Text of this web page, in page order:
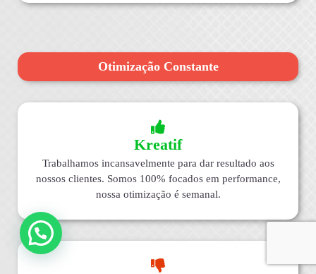
Otimização Constante
Kreatif
Trabalhamos incansavelmente para dar resultado aos
nossos clientes. Somos 100% focados em performance,
nossa otimização é semanal.